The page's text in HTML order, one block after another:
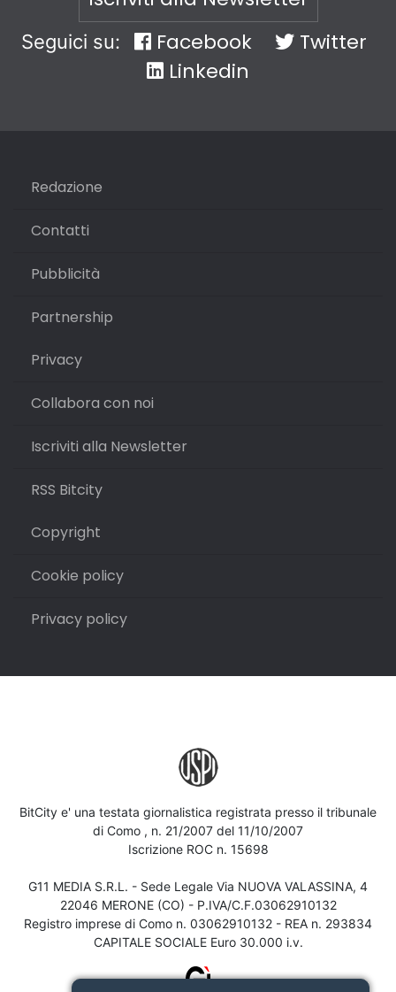
Seguici su: Facebook
Twitter
Linkedin
Redazione
Contatti
Pubblicità
Partnership
Privacy
Collabora con noi
Iscriviti alla Newsletter
RSS Bitcity
Copyright
Cookie policy
Privacy policy
BitCity e' una testata giornalistica registrata presso il tribunale
di Como , n. 21/2007 del 11/10/2007
Iscrizione ROC n. 15698
G11 MEDIA S.R.L. - Sede Legale Via NUOVA VALASSINA, 4
22046 MERONE (CO) - P.IVA/C.F.03062910132
Registro imprese di Como n. 03062910132 - REA n. 293834
CAPITALE SOCIALE Euro 30.000 i.v.